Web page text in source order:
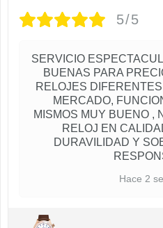
5/5
SERVICIO
BUENAS PARA
RELOJES
MERCADO,
MISMOS MUY BUENO ,
RELOJ EN
DURAVILIDAD Y
Hace 2